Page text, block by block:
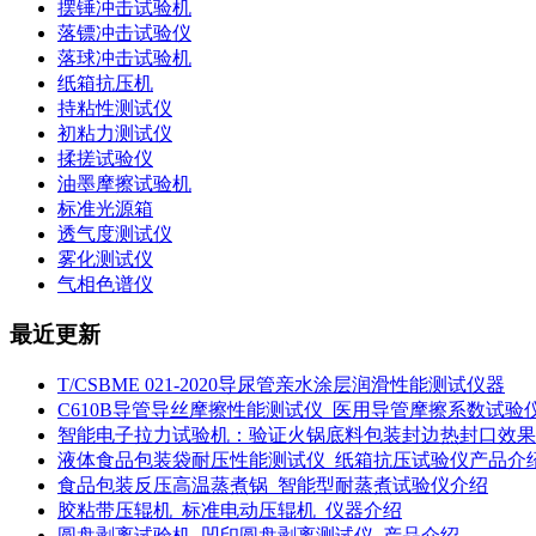
摆锤冲击试验机
落镖冲击试验仪
落球冲击试验机
纸箱抗压机
持粘性测试仪
初粘力测试仪
揉搓试验仪
油墨摩擦试验机
标准光源箱
透气度测试仪
雾化测试仪
气相色谱仪
最近更新
T/CSBME 021-2020导尿管亲水涂层润滑性能测试仪器
C610B导管导丝摩擦性能测试仪_医用导管摩擦系数试验
智能电子拉力试验机：验证火锅底料包装封边热封口效果
液体食品包装袋耐压性能测试仪_纸箱抗压试验仪产品介
食品包装反压高温蒸煮锅_智能型耐蒸煮试验仪介绍
胶粘带压辊机_标准电动压辊机_仪器介绍